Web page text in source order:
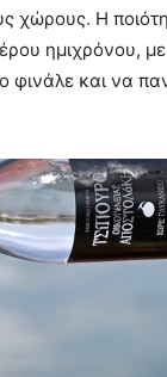
χώρους. Η
ημιχρόνου,
και να